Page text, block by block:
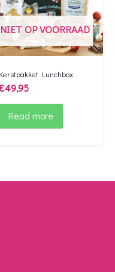
NIET OP VOORRAAD
Kerstpakket Lunchbox
49,95
Read more